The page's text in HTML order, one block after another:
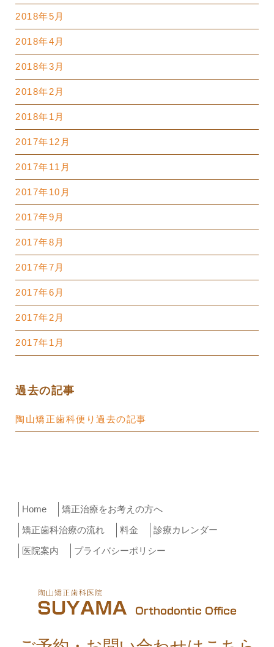
2018年5月
2018年4月
2018年3月
2018年2月
2018年1月
2017年12月
2017年11月
2017年10月
2017年9月
2017年8月
2017年7月
2017年6月
2017年2月
2017年1月
過去の記事
陶山矯正歯科便り過去の記事
Home
矯正治療をお考えの方へ
矯正歯科治療の流れ
料金
診療カレンダー
医院案内
プライバシーポリシー